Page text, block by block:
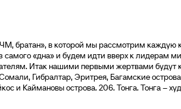
братан», в которой мы рассмотрим каждую
«дна» и будем идти вверх к лидерам
Итак нашими первыми жертвами будут
Гибралтар, Эритрея, Багамские
и Каймановы острова. 206. Тонга. Тонга –